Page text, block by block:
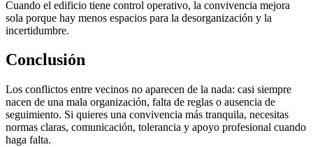
Cuando el edificio tiene control operativo, la convivencia mejora
sola porque hay menos espacios para la desorganización y la
incertidumbre.
Conclusión
Los conflictos entre vecinos no aparecen de la nada: casi siempre
nacen de una mala organización, falta de reglas o ausencia de
seguimiento. Si quieres una convivencia más tranquila, necesitas
normas claras, comunicación, tolerancia y apoyo profesional cuando
haga falta.